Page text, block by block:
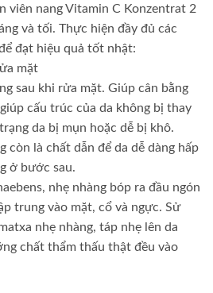
viên nang Vitamin C Konzentrat 2
và tối. Thực hiện đầy đủ các
đạt hiệu quả tốt nhật:
mặt
sau khi rửa mặt. Giúp cân bằng
cấu trúc của da không bị thay
da bị mụn hoặc dễ bị khô.
còn là chất dẫn để da dễ dàng hấp
ở bước sau.
nhẹ nhàng bóp ra đầu ngón
trung vào mặt, cổ và ngực. Sử
nhẹ nhàng, táp nhẹ lên da
chất thẩm thấu thật đều vào